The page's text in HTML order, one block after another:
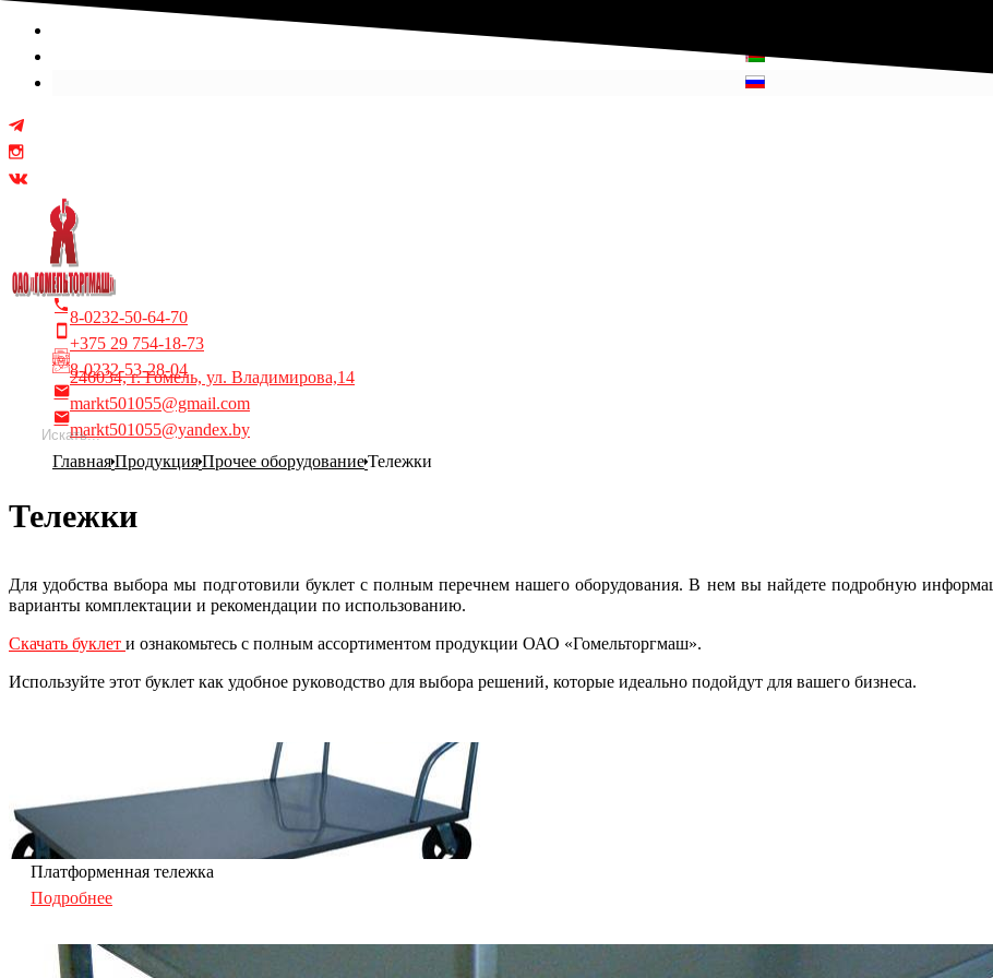
Выберите язык
8-0232-50-64-70
+375 29 754-18-73
8-0232-53-28-04
246034, г. Гомель, ул. Владимирова,14
markt501055@gmail.com
markt501055@yandex.by
ГлавнаяПродукцияПрочее оборудованиеТележки
Тележки
Для удобства выбора мы подготовили буклет с полным перечнем нашего оборудования. В нем вы найдете подробную
варианты комплектации и рекомендации по использованию.
Скачать буклет и ознакомьтесь с полным ассортиментом продукции ОАО «Гомельторгмаш».
Используйте этот буклет как удобное руководство для выбора решений, которые идеально подойдут для вашего бизнеса.
Платформенная тележка
Подробнее